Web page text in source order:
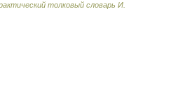
толковый словарь И.